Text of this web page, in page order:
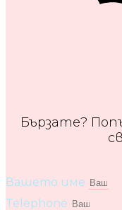
Бързате?
Вашето име
Telephone